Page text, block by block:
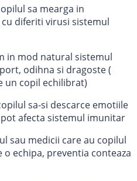
sa mearga in
diferiti virusi sistemul
in mod natural sistemul
odihna si dragoste (
un copil echilibrat)
sa-si descarce emotiile
afecta sistemul imunitar
sau medicii care au copilul
echipa, preventia conteaza